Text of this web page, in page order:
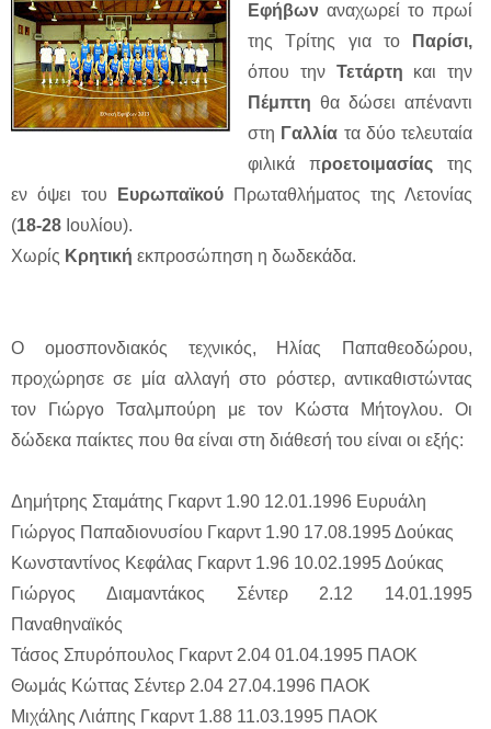
Εφήβων αναχωρεί το πρωί
της Τρίτης για τοΠαρίσι,
όπου τηνΤετάρτη και την
Πέμπτη θα δώσει απέναντι
στη Γαλλία τα δύο τελευταία
φιλικά προετοιμασίας της
εν όψει του
Ευρωπαϊκού Πρωταθλήματος της Λετονίας
(18-28 Ιουλίου).
Χωρίς Κρητική εκπροσώπηση η δωδεκάδα.
Ο ομοσπονδιακός τεχνικός, Ηλίας Παπαθεοδώρου,
προχώρησε σε μία αλλαγή στο ρόστερ, αντικαθιστώντας
τον Γιώργο Τσαλμπούρη με τον Κώστα Μήτογλου. Οι
δώδεκα παίκτες που θα είναι στη διάθεσή του είναι οι εξής:
Δημήτρης Σταμάτης Γκαρντ 1.90 12.01.1996 Ευρυάλη
Γιώργος Παπαδιονυσίου Γκαρντ 1.90 17.08.1995 Δούκας
Κωνσταντίνος Κεφάλας Γκαρντ 1.96 10.02.1995 Δούκας
Γιώργος Διαμαντάκος Σέντερ 2.12 14.01.1995
Παναθηναϊκός
Τάσος Σπυρόπουλος Γκαρντ 2.04 01.04.1995 ΠΑΟΚ
Θωμάς Κώττας Σέντερ 2.04 27.04.1996 ΠΑΟΚ
Μιχάλης Λιάπης Γκαρντ 1.88 11.03.1995 ΠΑΟΚ